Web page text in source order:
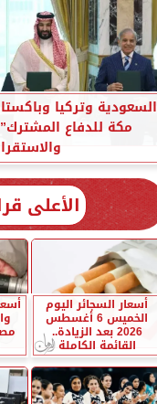
السعودية وتركيا
مكة للدفاع المشترك”
الأعلى
أسعار السجائر اليوم
الخميس 6 أغسطس
2026 بعد الزيادة..
القائمة الكاملة